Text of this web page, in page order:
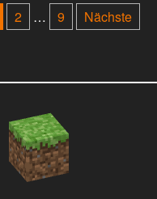
2 … 9 Nächste